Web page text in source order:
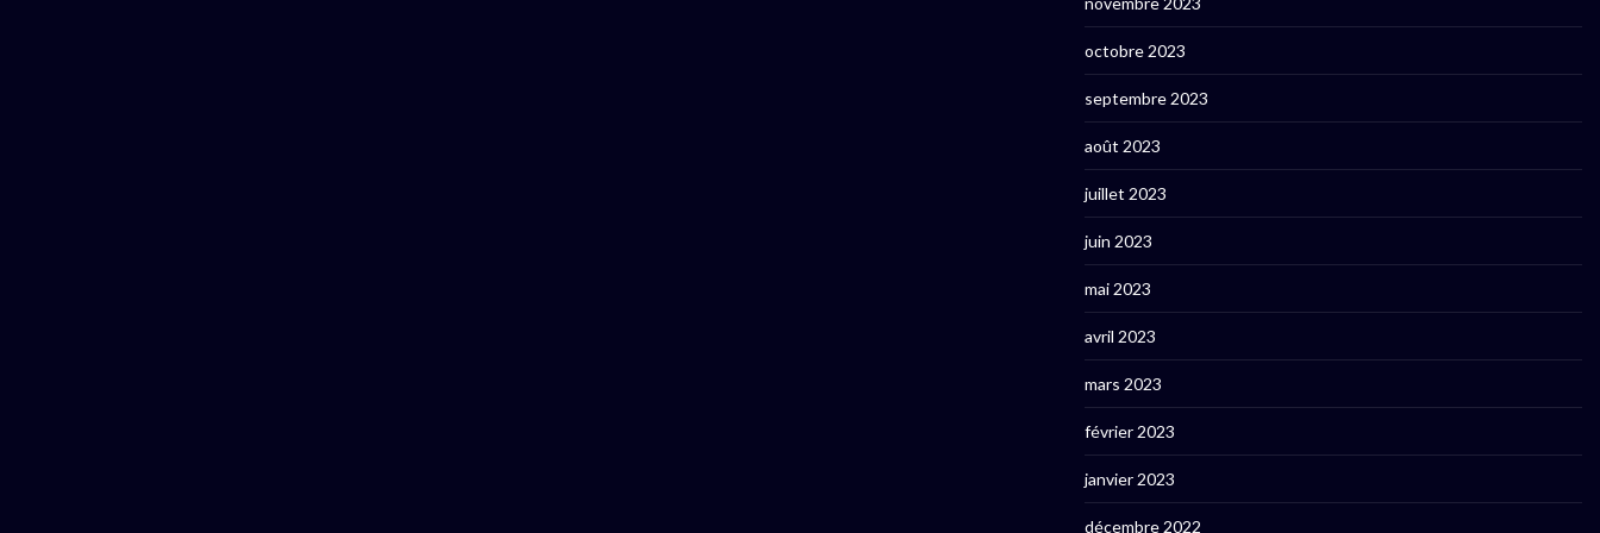
octobre 2023
septembre 2023
août 2023
juillet 2023
juin 2023
mai 2023
avril 2023
mars 2023
février 2023
janvier 2023
décembre 2022